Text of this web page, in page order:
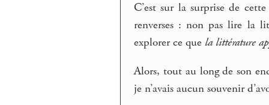
C’est sur la surprise de
renverses : non pas lire la
explorer ce que la littérature
Alors, tout au long de son
je n’avais aucun souvenir